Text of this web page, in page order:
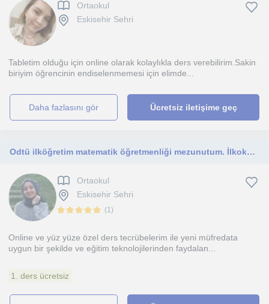
Ortaokul
Eskisehir Sehri
Tabletim olduğu için online olarak kolaylıkla ders verebilirim.Sakin
biriyim öğrencinin endiselenmemesi için elimde...
daha fazlasını gör Ücretsiz iletişime geç
Odtü ilköğretim matematik öğretmenliği mezunutum. İlkokul ve ortaokul seviyesinde matematik dersi veriyorum
Ortaokul
Eskisehir Sehri
(1)
Online ve yüz yüze özel ders tecrübelerim ile yeni müfredata
uygun bir şekilde ve eğitim teknolojilerinden faydalan...
1. ders ücretsiz